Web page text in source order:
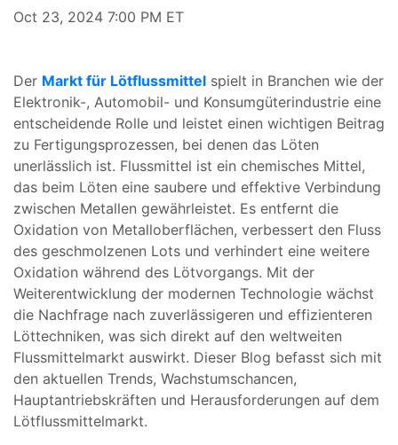
Oct 23, 2024 7:00 PM ET
Der Markt für Lötflussmittel spielt in Branchen wie der
Elektronik-, Automobil- und Konsumgüterindustrie eine
entscheidende Rolle und leistet einen wichtigen Beitrag
zu Fertigungsprozessen, bei denen das Löten
unerlässlich ist. Flussmittel ist ein chemisches Mittel,
das beim Löten eine saubere und effektive Verbindung
zwischen Metallen gewährleistet. Es entfernt die
Oxidation von Metalloberflächen, verbessert den Fluss
des geschmolzenen Lots und verhindert eine weitere
Oxidation während des Lötvorgangs. Mit der
Weiterentwicklung der modernen Technologie wächst
die Nachfrage nach zuverlässigeren und effizienteren
Löttechniken, was sich direkt auf den weltweiten
Flussmittelmarkt auswirkt. Dieser Blog befasst sich mit
den aktuellen Trends, Wachstumschancen,
Hauptantriebskräften und Herausforderungen auf dem
Lötflussmittelmarkt.